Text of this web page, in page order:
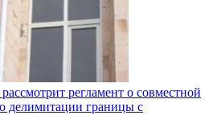
регламент о совместной
делимитации границы с